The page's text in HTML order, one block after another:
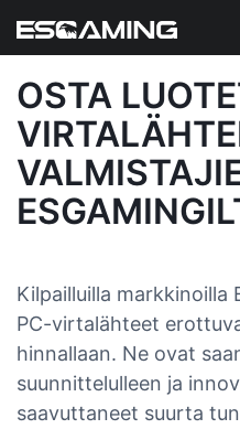
OSTA
Kilpailluilla markkinoilla
PC-virtalähteet
hinnallaan. Ne ovat
suunnittelulleen ja
saavuttaneet suurta